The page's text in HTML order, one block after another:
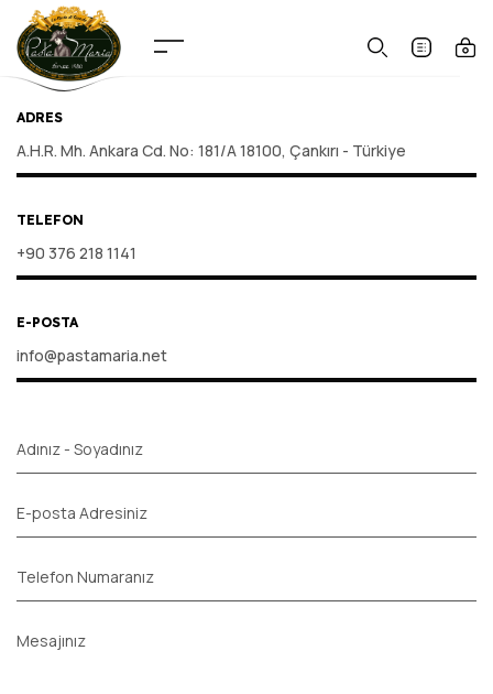
ADRES
A.H.R. Mh. Ankara Cd. No: 181/A 18100, Çankırı - Türkiye
TELEFON
+90 376 218 1141
E-POSTA
info@pastamaria.net
Adınız - Soyadınız
E-posta Adresiniz
Telefon Numaranız
Mesajınız